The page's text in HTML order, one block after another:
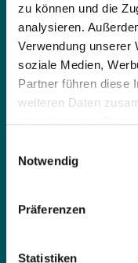
zu können und die
analysieren.
Verwendung unserer
soziale Medien,
Partner führen diese
weiteren Daten
Datenverarbeitung
auch in die
USA ein. Einige
bedienen, wie z.B.
Notwendig
Präferenzen
Statistiken
Museale
Einlasskontrollen